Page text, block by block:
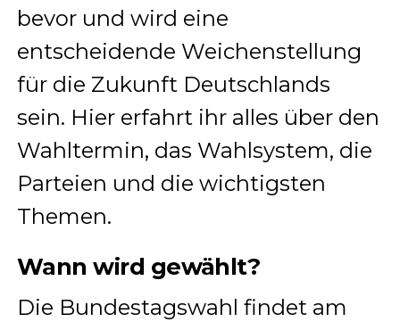
bevor und wird eine
entscheidende Weichenstellung
für die Zukunft Deutschlands
sein. Hier erfahrt ihr alles über den
Wahltermin, das Wahlsystem, die
Parteien und die wichtigsten
Themen.
Wann wird gewählt?
Die Bundestagswahl findet am